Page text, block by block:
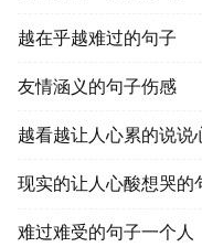
越在乎越难过的句子
友情涵义的句子伤感
越看越让人心累的说说
现实的让人心酸想哭的
难过难受的句子一个人